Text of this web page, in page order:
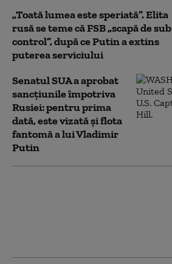
„Toată lumea este speriată”. Elita
rusă se teme că FSB „scapă de sub
control”, după ce Putin a extins
puterea serviciului
Senatul SUA a aprobat
sancțiunile împotriva
Rusiei: pentru prima
dată, este vizată și flota
fantomă a lui Vladimir
Putin